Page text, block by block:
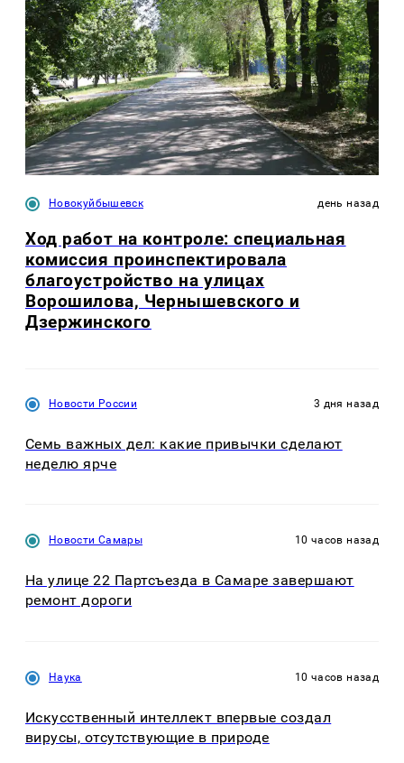
Новокуйбышевск день назад
Ход работ на контроле: специальная
комиссия проинспектировала
благоустройство на улицах
Ворошилова, Чернышевского и
Дзержинского
Новости России 3 дня назад
Семь важных дел: какие привычки сделают
неделю ярче
Новости Самары 10 часов назад
На улице 22 Партсъезда в Самаре завершают
ремонт дороги
Наука 10 часов назад
Искусственный интеллект впервые создал
вирусы, отсутствующие в природе